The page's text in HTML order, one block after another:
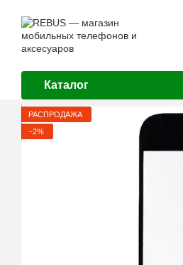
Каталог
РАСПРОДАЖА
−2%